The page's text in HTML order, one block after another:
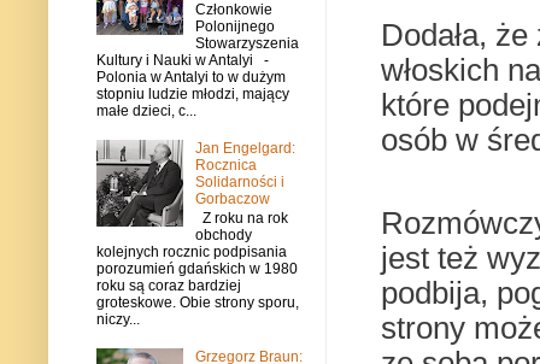
Dodała,
włoskich
które
osób w
jest też
podbija,
strony
Członkowie
Polonijnego
Stowarzyszenia
Kultury i Nauki w Antalyi -
Polonia w Antalyi to w dużym
stopniu ludzie młodzi, mający
małe dzieci, c...
Jan Engelgard:
Rocznica
Solidarności i
Gorbaczow
Z roku na rok
obchody
kolejnych rocznic podpisania
porozumień gdańskich w 1980
roku są coraz bardziej
groteskowe. Obie strony sporu,
niczy...
Grzegorz Braun: